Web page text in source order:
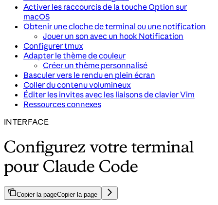
Activer les raccourcis de la touche Option sur
macOS
Obtenir une cloche de terminal ou une notification
Jouer un son avec un hook Notification
Configurer tmux
Adapter le thème de couleur
Créer un thème personnalisé
Basculer vers le rendu en plein écran
Coller du contenu volumineux
Éditer les invites avec les liaisons de clavier Vim
Ressources connexes
INTERFACE
Configurez votre terminal
pour Claude Code
Copier la pageCopier la page